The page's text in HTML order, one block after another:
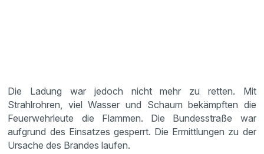
Die Ladung war jedoch nicht mehr zu retten. Mit
Strahlrohren, viel Wasser und Schaum bekämpften die
Feuerwehrleute die Flammen. Die Bundesstraße war
aufgrund des Einsatzes gesperrt. Die Ermittlungen zu der
Ursache des Brandes laufen.